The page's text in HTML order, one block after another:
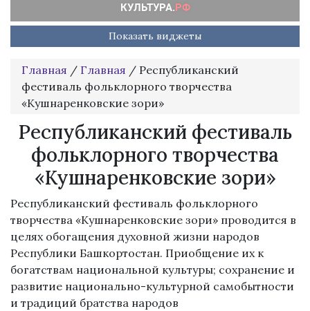
Показать виджеты
Главная / Главная / Республиканский
фестиваль фольклорного творчества
«Кушнаренковские зори»
Республиканский фестиваль
фольклорного творчества
«Кушнаренковские зори»
Республиканский фестиваль фольклорного
творчества «Кушнаренковские зори» проводится в
целях обогащения духовной жизни народов
Республики Башкортостан. Приобщение их к
богатствам национальной культуры; сохранение и
развитие национально-культурной самобытности
и традиций братства народов